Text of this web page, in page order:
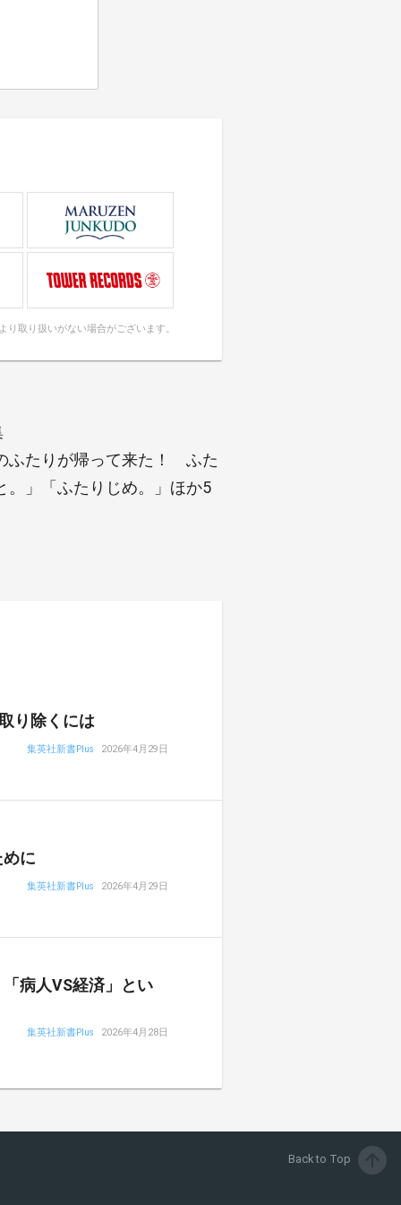
り取り扱いがない場合がございます。
ふたりが帰って来た！ ふた
。」「ふたりじめ。」ほか5
り除くには
集英社新書Plus 2026年4月29日
に
集英社新書Plus 2026年4月29日
病人VS経済」とい
集英社新書Plus 2026年4月28日
Back to Top